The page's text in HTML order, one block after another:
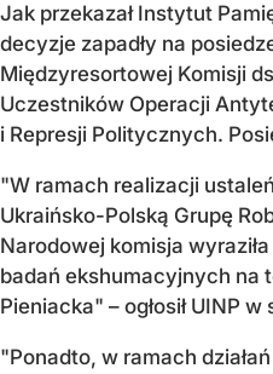
Jak przekazał Instytut
decyzje zapadły na
Międzyresortowej Komisji
Uczestników Operacji
i Represji Politycznych.
"W ramach realizacji
Ukraińsko-Polską Grupę
Narodowej komisja
badań ekshumacyjnych na
Pieniacka" – ogłosił UINP
"Ponadto, w ramach